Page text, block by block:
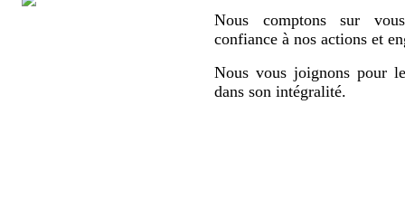
Nous comptons sur
confiance à nos actions et
Nous vous joignons pour
dans son intégralité.